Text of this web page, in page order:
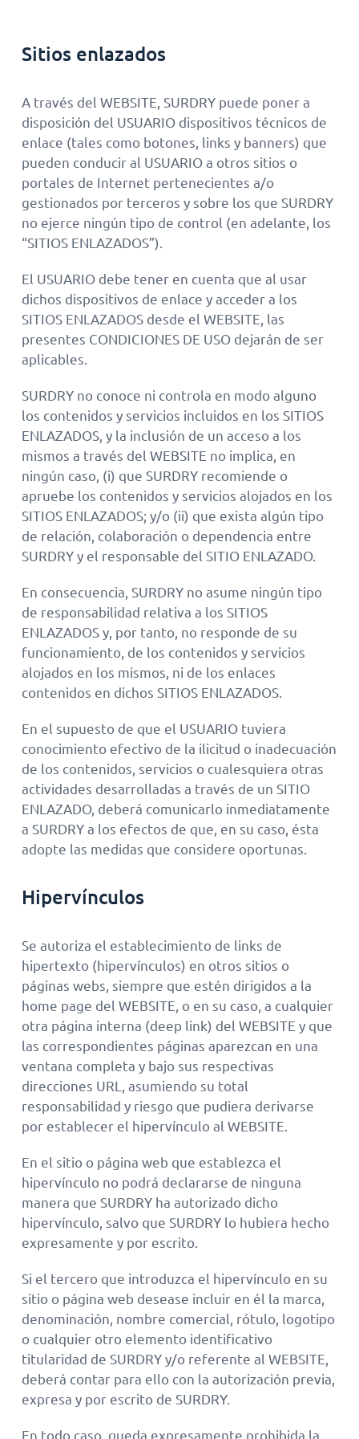
Sitios enlazados
A través del WEBSITE, SURDRY puede poner a
disposición del USUARIO dispositivos técnicos de
enlace (tales como botones, links y banners) que
pueden conducir al USUARIO a otros sitios o
portales de Internet pertenecientes a/o
gestionados por terceros y sobre los que SURDRY
no ejerce ningún tipo de control (en adelante, los
“SITIOS ENLAZADOS”).
El USUARIO debe tener en cuenta que al usar
dichos dispositivos de enlace y acceder a los
SITIOS ENLAZADOS desde el WEBSITE, las
presentes CONDICIONES DE USO dejarán de ser
aplicables.
SURDRY no conoce ni controla en modo alguno
los contenidos y servicios incluidos en los SITIOS
ENLAZADOS, y la inclusión de un acceso a los
mismos a través del WEBSITE no implica, en
ningún caso, (i) que SURDRY recomiende o
apruebe los contenidos y servicios alojados en los
SITIOS ENLAZADOS; y/o (ii) que exista algún tipo
de relación, colaboración o dependencia entre
SURDRY y el responsable del SITIO ENLAZADO.
En consecuencia, SURDRY no asume ningún tipo
de responsabilidad relativa a los SITIOS
ENLAZADOS y, por tanto, no responde de su
funcionamiento, de los contenidos y servicios
alojados en los mismos, ni de los enlaces
contenidos en dichos SITIOS ENLAZADOS.
En el supuesto de que el USUARIO tuviera
conocimiento efectivo de la ilicitud o inadecuación
de los contenidos, servicios o cualesquiera otras
actividades desarrolladas a través de un SITIO
ENLAZADO, deberá comunicarlo inmediatamente
a SURDRY a los efectos de que, en su caso, ésta
adopte las medidas que considere oportunas.
Hipervínculos
Se autoriza el establecimiento de links de
hipertexto (hipervínculos) en otros sitios o
páginas webs, siempre que estén dirigidos a la
home page del WEBSITE, o en su caso, a cualquier
otra página interna (deep link) del WEBSITE y que
las correspondientes páginas aparezcan en una
ventana completa y bajo sus respectivas
direcciones URL, asumiendo su total
responsabilidad y riesgo que pudiera derivarse
por establecer el hipervínculo al WEBSITE.
En el sitio o página web que establezca el
hipervínculo no podrá declararse de ninguna
manera que SURDRY ha autorizado dicho
hipervínculo, salvo que SURDRY lo hubiera hecho
expresamente y por escrito.
Si el tercero que introduzca el hipervínculo en su
sitio o página web desease incluir en él la marca,
denominación, nombre comercial, rótulo, logotipo
o cualquier otro elemento identificativo
titularidad de SURDRY y/o referente al WEBSITE,
deberá contar para ello con la autorización previa,
expresa y por escrito de SURDRY.
En todo caso, queda expresamente prohibida la